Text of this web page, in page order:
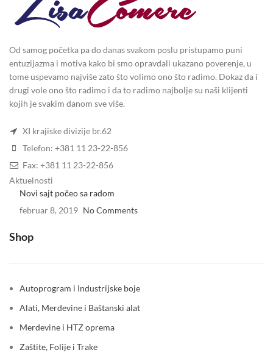
Od samog početka pa do danas svakom poslu pristupamo puni
entuzijazma i motiva kako bi smo opravdali ukazano poverenje, u
tome uspevamo najviše zato što volimo ono što radimo. Dokaz da i
drugi vole ono što radimo i da to radimo najbolje su naši klijenti
kojih je svakim danom sve više.
XI krajiske divizije br.62
Telefon: +381 11 23-22-856
Fax: +381 11 23-22-856
Aktuelnosti
Novi sajt počeo sa radom
februar 8, 2019 No Comments
Shop
Autoprogram i Industrijske boje
Alati, Merdevine i Baštanski alat
Merdevine i HTZ oprema
Zaštite, Folije i Trake